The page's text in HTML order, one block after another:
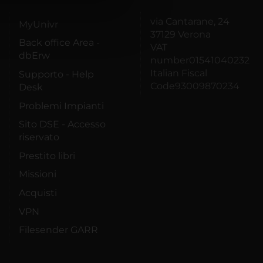
MyUnivr
Back office Area -
dbErw
Supporto - Help
Desk
Problemi Impianti
Sito DSE - Accesso
riservato
Prestito libri
Missioni
Acquisti
VPN
Filesender GARR
via Cantarane, 24
37129 Verona
VAT
number01541040232
Italian Fiscal
Code93009870234